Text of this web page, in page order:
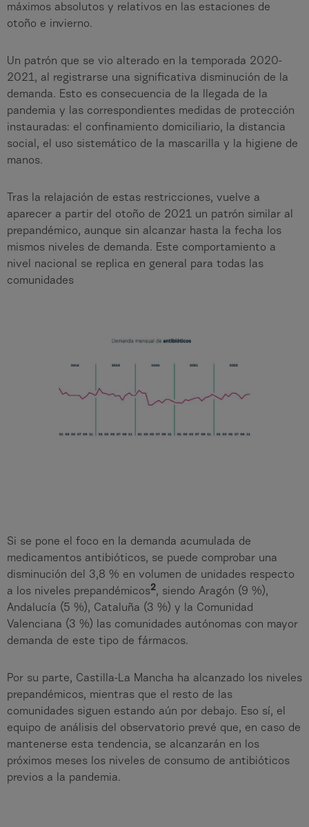
máximos absolutos y relativos en las estaciones de
otoño e invierno.
Un patrón que se vio alterado en la temporada 2020-
2021, al registrarse una significativa disminución de la
demanda. Esto es consecuencia de la llegada de la
pandemia y las correspondientes medidas de protección
instauradas: el confinamiento domiciliario, la distancia
social, el uso sistemático de la mascarilla y la higiene de
manos.
Tras la relajación de estas restricciones, vuelve a
aparecer a partir del otoño de 2021 un patrón similar al
prepandémico, aunque sin alcanzar hasta la fecha los
mismos niveles de demanda. Este comportamiento a
nivel nacional se replica en general para todas las
comunidades
Si se pone el foco en la demanda acumulada de
medicamentos antibióticos, se puede comprobar una
disminución del 3,8 % en volumen de unidades respecto
a los niveles prepandémicos2, siendo Aragón (9 %),
Andalucía (5 %), Cataluña (3 %) y la Comunidad
Valenciana (3 %) las comunidades autónomas con mayor
demanda de este tipo de fármacos.
Por su parte, Castilla-La Mancha ha alcanzado los niveles
prepandémicos, mientras que el resto de las
comunidades siguen estando aún por debajo. Eso sí, el
equipo de análisis del observatorio prevé que, en caso de
mantenerse esta tendencia, se alcanzarán en los
próximos meses los niveles de consumo de antibióticos
previos a la pandemia.